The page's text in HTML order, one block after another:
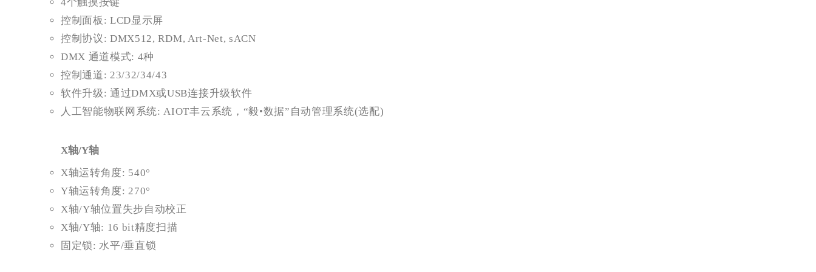
4个触摸按键
控制面板: LCD显示屏
控制协议: DMX512, RDM, Art-Net, sACN
DMX 通道模式: 4种
控制通道: 23/32/34/43
软件升级: 通过DMX或USB连接升级软件
人工智能物联网系统: AIOT丰云系统，“毅•数据”自动管理系统(选配)
X轴/Y轴
X轴运转角度: 540°
Y轴运转角度: 270°
X轴/Y轴位置失步自动校正
X轴/Y轴: 16 bit精度扫描
固定锁: 水平/垂直锁